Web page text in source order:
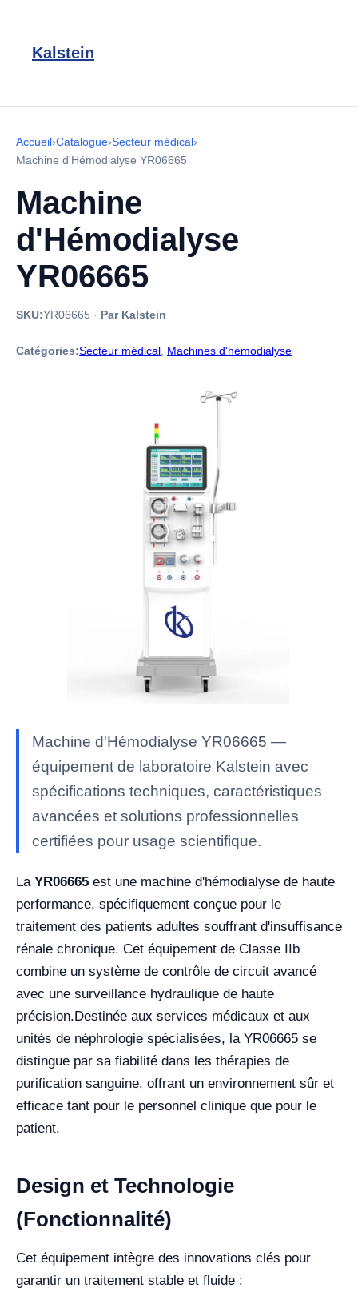
Kalstein
Accueil›Catalogue›Secteur médical›
Machine d'Hémodialyse YR06665
Machine
d'Hémodialyse
YR06665
SKU:YR06665 · Par Kalstein
Catégories:Secteur médical Machines d'hémodialyse
Machine d'Hémodialyse YR06665 —
équipement de laboratoire Kalstein avec
spécifications techniques, caractéristiques
avancées et solutions professionnelles
certifiées pour usage scientifique.
La YR06665 est une machine d'hémodialyse de haute
performance, spécifiquement conçue pour le
traitement des patients adultes souffrant d'insuffisance
rénale chronique. Cet équipement de Classe IIb
combine un système de contrôle de circuit avancé
avec une surveillance hydraulique de haute
précision.Destinée aux services médicaux et aux
unités de néphrologie spécialisées, la YR06665 se
distingue par sa fiabilité dans les thérapies de
purification sanguine, offrant un environnement sûr et
efficace tant pour le personnel clinique que pour le
patient.
Design et Technologie
(Fonctionnalité)
Cet équipement intègre des innovations clés pour
garantir un traitement stable et fluide :